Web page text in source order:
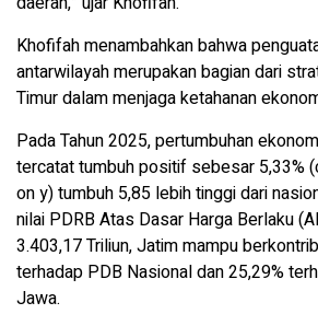
Khofifah menambahkan bahwa
antarwilayah merupakan bagian dari
Timur dalam menjaga ketahanan
Pada Tahun 2025, pertumbuhan
tercatat tumbuh positif sebesar 5,33%
on y) tumbuh 5,85 lebih tinggi dari
nilai PDRB Atas Dasar Harga Berlaku
3.403,17 Triliun, Jatim mampu
terhadap PDB Nasional dan 25,29%
Jawa.